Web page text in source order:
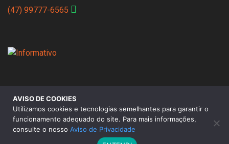
(47) 99777-6565
© 2026 Sindicato dos Servidores Municipais de Caxias do
Aviso de Privacidade
AVISO DE COOKIES
Utilizamos cookies e tecnologias semelhantes para garantir o
funcionamento adequado do site. Para mais informações,
consulte o nosso Aviso de Privacidade